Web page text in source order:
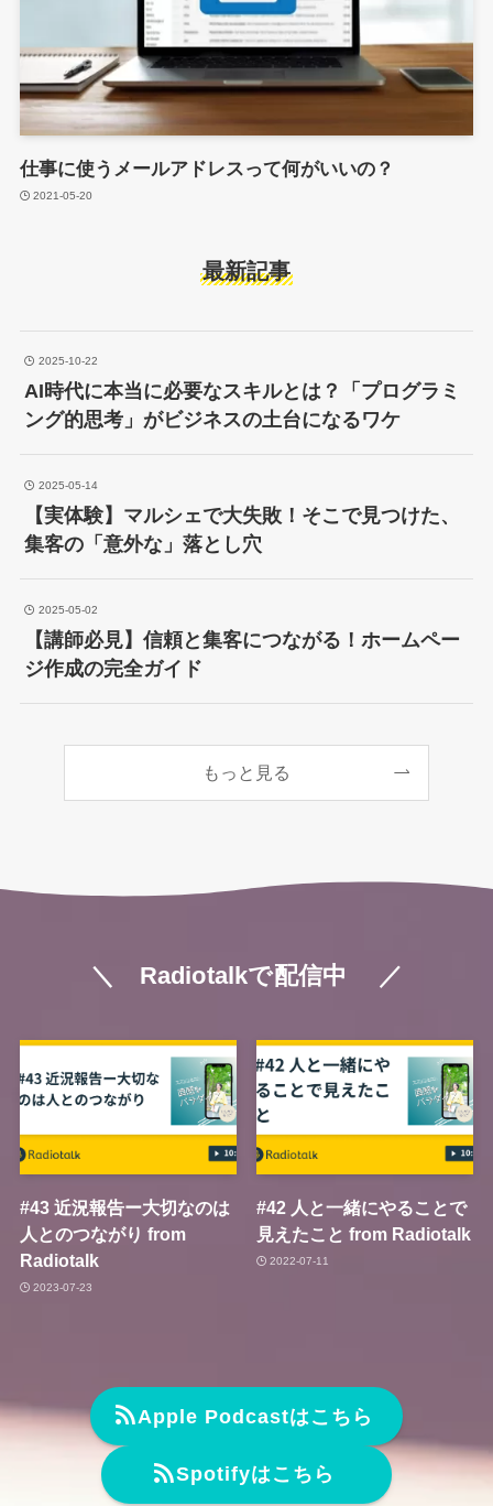
仕事に使うメールアドレスって何がいいの？
2021-05-20
最新記事
2025-10-22
AI時代に本当に必要なスキルとは？「プログラミ
ング的思考」がビジネスの土台になるワケ
2025-05-14
【実体験】マルシェで大失敗！そこで見つけた、
集客の「意外な」落とし穴
2025-05-02
【講師必見】信頼と集客につながる！ホームペー
ジ作成の完全ガイド
もっと見る
＼ Radiotalkで配信中 ／
#43 近況報告ー大切なのは
人とのつながり from
Radiotalk
2023-07-23
#42 人と一緒にやることで
見えたこと from Radiotalk
2022-07-11
Apple Podcastはこちら
Spotifyはこちら